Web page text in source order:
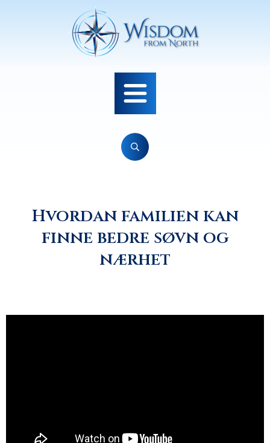
Hvordan familien kan
finne bedre søvn og
nærhet